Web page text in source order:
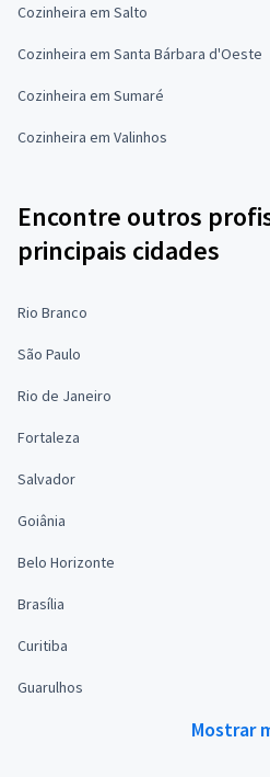
Cozinheira em Salto
Cozinheira em Santa Bárbara d'Oeste
Cozinheira em Sumaré
Cozinheira em Valinhos
Encontre outros
principais cidades
Rio Branco
São Paulo
Rio de Janeiro
Fortaleza
Salvador
Goiânia
Belo Horizonte
Brasília
Curitiba
Guarulhos
Mostrar